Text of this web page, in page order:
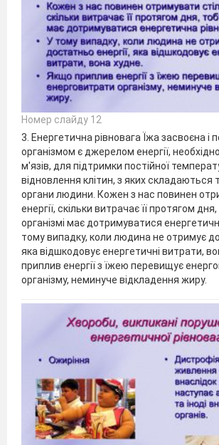
Номер слайду 12
3. Енергетична рівновага Їжа засвоєна і
організмом є джерелом енергії,
м'язів, для підтримки постійної
відновлення клітин, з яких складаються
органи людини. Кожен з нас повинен
енергії, скільки витрачає її протягом
організмі має дотримуватися
тому випадку, коли людина не отримує
яка відшкодовує енергетичні витрати,
приплив енергії з їжею перевищує
організму, неминуче відкладення жиру.